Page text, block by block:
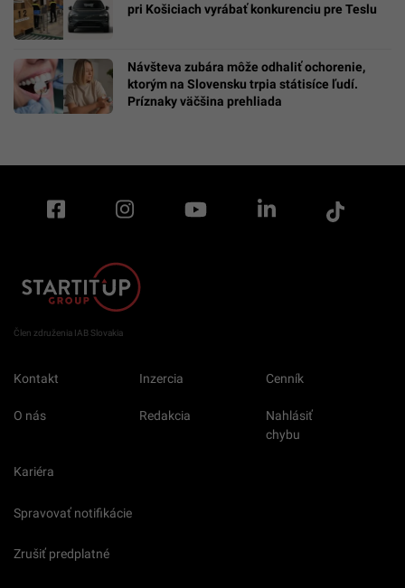
pri Košiciach vyrábať konkurenciu pre Teslu
Návšteva zubára môže odhaliť ochorenie,
ktorým na Slovensku trpia státisíce ľudí.
Príznaky väčšina prehliada
Člen združenia IAB Slovakia
Kontakt Inzercia Cenník
O nás Redakcia
Nahlásiť
chybu
Kariéra
Spravovať notifikácie
Zrušiť predplatné